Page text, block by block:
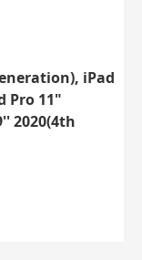
iPad
Pro 11"
2020(4th